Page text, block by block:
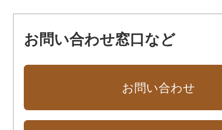
お問い合わせ窓口など
お問い合わせ